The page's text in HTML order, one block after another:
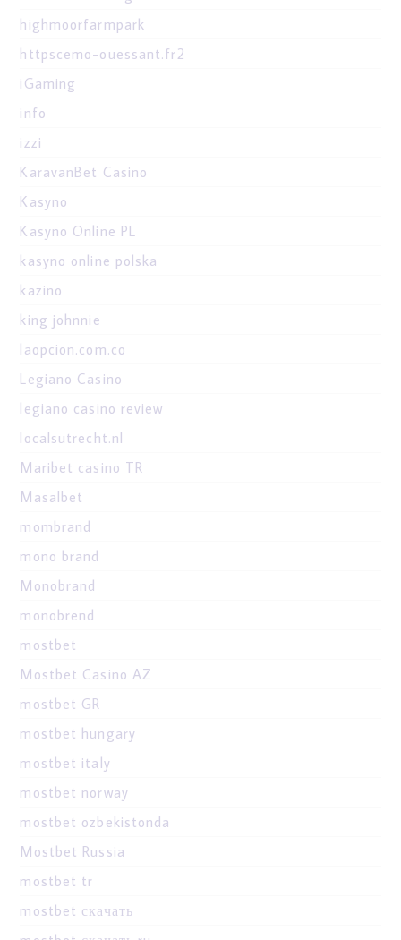
highmoorfarmpark
httpscemo-ouessant.fr2
iGaming
info
izzi
KaravanBet Casino
Kasyno
Kasyno Online PL
kasyno online polska
kazino
king johnnie
laopcion.com.co
Legiano Casino
legiano casino review
localsutrecht.nl
Maribet casino TR
Masalbet
mombrand
mono brand
Monobrand
monobrend
mostbet
Mostbet Casino AZ
mostbet GR
mostbet hungary
mostbet italy
mostbet norway
mostbet ozbekistonda
Mostbet Russia
mostbet tr
mostbet скачать